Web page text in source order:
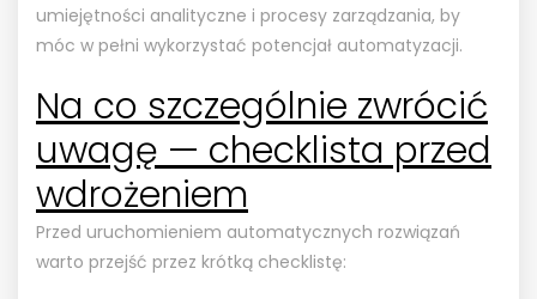
umiejętności analityczne i procesy zarządzania, by
móc w pełni wykorzystać potencjał automatyzacji.
Na co szczególnie zwrócić
uwagę — checklista przed
wdrożeniem
Przed uruchomieniem automatycznych rozwiązań
warto przejść przez krótką checklistę: